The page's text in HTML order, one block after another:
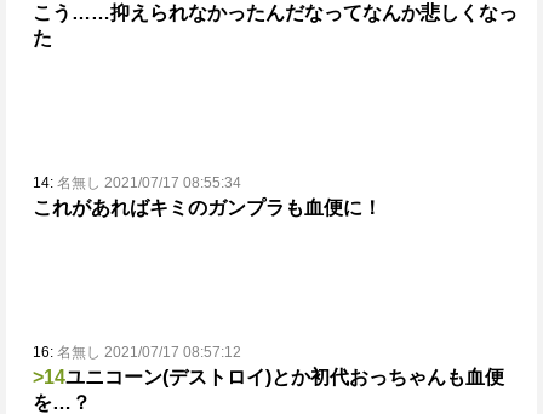
こう……抑えられなかったんだなってなんか悲しくなっ
た
14: 名無し 2021/07/17 08:55:34
これがあればキミのガンプラも血便に！
16: 名無し 2021/07/17 08:57:12
>14ユニコーン(デストロイ)とか初代おっちゃんも血便
を…？